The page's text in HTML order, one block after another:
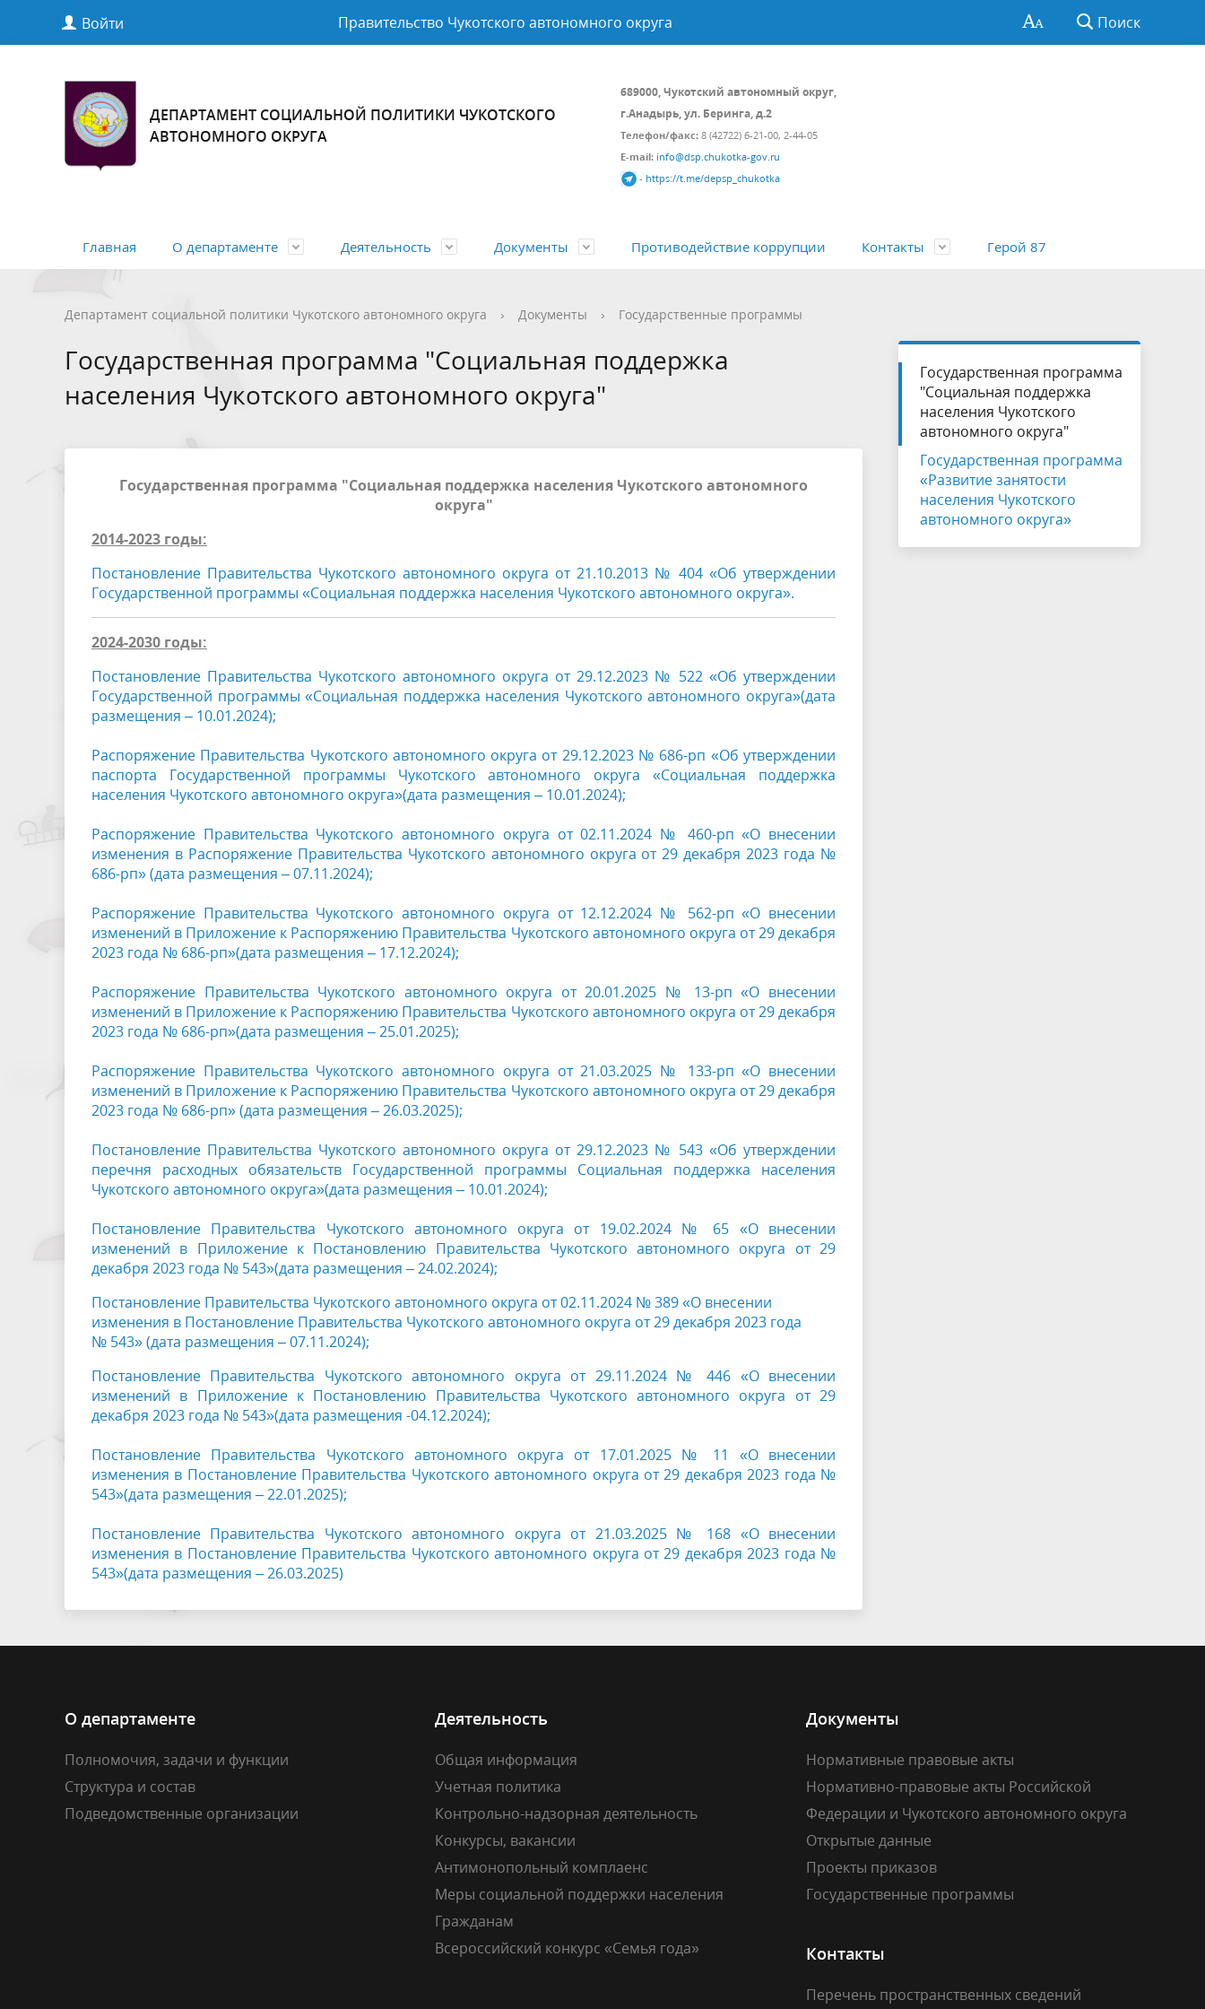
Войти Правительство Чукотского автономного округа Поиск
ДЕПАРТАМЕНТ СОЦИАЛЬНОЙ ПОЛИТИКИ ЧУКОТСКОГО
АВТОНОМНОГО ОКРУГА
689000, Чукотский автономный округ,
г.Анадырь, ул. Беринга, д.2
Телефон/факс: 8 (42722) 6-21-00, 2-44-05
E-mail: info@dsp.chukotka-gov.ru
- https://t.me/depsp_chukotka
Главная О департаменте
Полномочия, задачи и функции Структура и состав Подведомственные организации
Деятельность
Общая информация Учетная политика Контрольно-надзорная деятельность
Меры социальной поддержки
Всероссийский конкурс «Семья года»
Документы
Нормативные правовые акты
Нормативно-правовые акты
автономного округа
Открытые данные
Противодействие коррупции Контакты
Перечень пространственных
Герой 87
Департамент социальной политики Чукотского автономного округа › Документы › Государственные программы
Государственная программа "Социальная поддержка
населения Чукотского автономного округа"
Государственная программа "Социальная поддержка населения Чукотского автономного
округа"
2014-2023 годы:
Постановление Правительства Чукотского автономного округа от 21.10.2013 № 404 «Об утверждении
Государственной программы «Социальная поддержка населения Чукотского автономного округа».
2024-2030 годы:
Постановление Правительства Чукотского автономного округа от 29.12.2023 № 522 «Об утверждении
Государственной программы «Социальная поддержка населения Чукотского автономного округа»(дата
размещения – 10.01.2024);
Распоряжение Правительства Чукотского автономного округа от 29.12.2023 № 686-рп «Об утверждении
паспорта Государственной программы Чукотского автономного округа «Социальная поддержка
населения Чукотского автономного округа»(дата размещения – 10.01.2024);
Распоряжение Правительства Чукотского автономного округа от 02.11.2024 № 460-рп «О внесении
изменения в Распоряжение Правительства Чукотского автономного округа от 29 декабря 2023 года №
686-рп» (дата размещения – 07.11.2024);
Распоряжение Правительства Чукотского автономного округа от 12.12.2024 № 562-рп «О внесении
изменений в Приложение к Распоряжению Правительства Чукотского автономного округа от 29 декабря
2023 года № 686-рп»(дата размещения – 17.12.2024);
Распоряжение Правительства Чукотского автономного округа от 20.01.2025 № 13-рп «О внесении
изменений в Приложение к Распоряжению Правительства Чукотского автономного округа от 29 декабря
2023 года № 686-рп»(дата размещения – 25.01.2025);
Распоряжение Правительства Чукотского автономного округа от 21.03.2025 № 133-рп «О внесении
изменений в Приложение к Распоряжению Правительства Чукотского автономного округа от 29 декабря
2023 года № 686-рп» (дата размещения – 26.03.2025);
Постановление Правительства Чукотского автономного округа от 29.12.2023 № 543 «Об утверждении
перечня расходных обязательств Государственной программы Социальная поддержка населения
Чукотского автономного округа»(дата размещения – 10.01.2024);
Постановление Правительства Чукотского автономного округа от 19.02.2024 № 65 «О внесении
изменений в Приложение к Постановлению Правительства Чукотского автономного округа от 29
декабря 2023 года № 543»(дата размещения – 24.02.2024);
Постановление Правительства Чукотского автономного округа от 02.11.2024 № 389 «О внесении
изменения в Постановление Правительства Чукотского автономного округа от 29 декабря 2023 года
№ 543» (дата размещения – 07.11.2024);
Постановление Правительства Чукотского автономного округа от 29.11.2024 № 446 «О внесении
изменений в Приложение к Постановлению Правительства Чукотского автономного округа от 29
декабря 2023 года № 543»(дата размещения -04.12.2024);
Постановление Правительства Чукотского автономного округа от 17.01.2025 № 11 «О внесении
изменения в Постановление Правительства Чукотского автономного округа от 29 декабря 2023 года №
543»(дата размещения – 22.01.2025);
Постановление Правительства Чукотского автономного округа от 21.03.2025 № 168 «О внесении
изменения в Постановление Правительства Чукотского автономного округа от 29 декабря 2023 года №
543»(дата размещения – 26.03.2025)
Государственная программа
"Социальная поддержка
населения Чукотского
автономного округа"
Государственная программа
«Развитие занятости
населения Чукотского
автономного округа»
О департаменте
Полномочия, задачи и функции
Структура и состав
Подведомственные организации
Деятельность
Общая информация
Учетная политика
Контрольно-надзорная деятельность
Конкурсы, вакансии
Антимонопольный комплаенс
Меры социальной поддержки населения
Гражданам
Всероссийский конкурс «Семья года»
Документы
Нормативные правовые акты
Нормативно-правовые акты Российской
Федерации и Чукотского автономного округа
Открытые данные
Проекты приказов
Государственные программы
Контакты
Перечень пространственных сведений